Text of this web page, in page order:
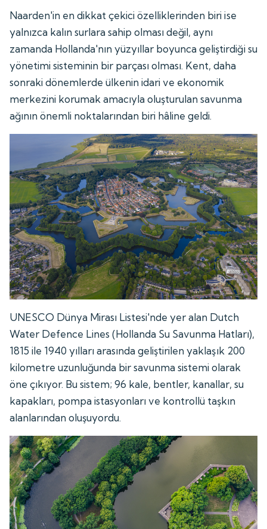
Naarden'in en dikkat çekici özelliklerinden biri ise
yalnızca kalın surlara sahip olması değil, aynı
zamanda Hollanda'nın yüzyıllar boyunca geliştirdiği su
yönetimi sisteminin bir parçası olması. Kent, daha
sonraki dönemlerde ülkenin idari ve ekonomik
merkezini korumak amacıyla oluşturulan savunma
ağının önemli noktalarından biri hâline geldi.
UNESCO Dünya Mirası Listesi'nde yer alan Dutch
Water Defence Lines (Hollanda Su Savunma Hatları),
1815 ile 1940 yılları arasında geliştirilen yaklaşık 200
kilometre uzunluğunda bir savunma sistemi olarak
öne çıkıyor. Bu sistem; 96 kale, bentler, kanallar, su
kapakları, pompa istasyonları ve kontrollü taşkın
alanlarından oluşuyordu.